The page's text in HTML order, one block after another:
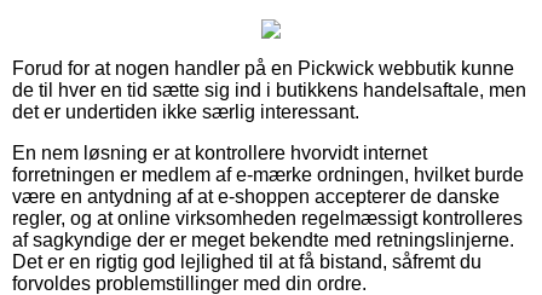
Forud for at nogen handler på en Pickwick webbutik kunne
de til hver en tid sætte sig ind i butikkens handelsaftale, men
det er undertiden ikke særlig interessant.
En nem løsning er at kontrollere hvorvidt internet
forretningen er medlem af e-mærke ordningen, hvilket burde
være en antydning af at e-shoppen accepterer de danske
regler, og at online virksomheden regelmæssigt kontrolleres
af sagkyndige der er meget bekendte med retningslinjerne.
Det er en rigtig god lejlighed til at få bistand, såfremt du
forvoldes problemstillinger med din ordre.